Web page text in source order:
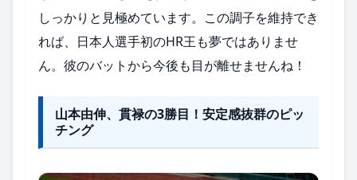
しっかりと見極めています。この調子を維持でき
れば、日本人選手初のHR王も夢ではありませ
ん。彼のバットから今後も目が離せませんね！
山本由伸、貫禄の3勝目！安定感抜群のピッ
チング